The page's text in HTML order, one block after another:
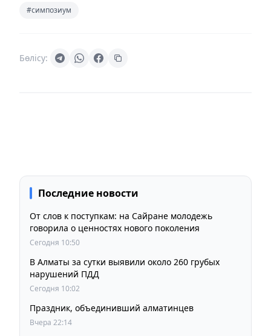
#симпозиум
Бөлісу:
Последние новости
От слов к поступкам: на Сайране молодежь
говорила о ценностях нового поколения
Сегодня 10:50
В Алматы за сутки выявили около 260 грубых
нарушений ПДД
Сегодня 10:02
Праздник, объединивший алматинцев
Вчера 22:14